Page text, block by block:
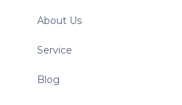
About Us
Service
Blog